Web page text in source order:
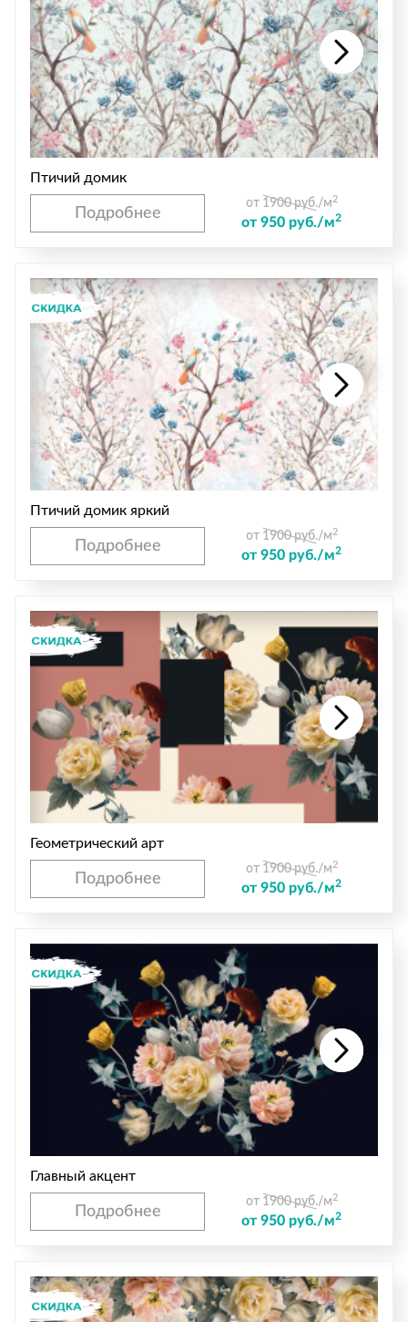
Птичий домик
Подробнее
от 1900 руб./м 2
от 950 руб./м2
Птичий домик яркий
Подробнее
от 1900 руб./м 2
от 950 руб./м2
Геометрический арт
Подробнее
от 1900 руб./м 2
от 950 руб./м2
Главный акцент
Подробнее
от 1900 руб./м 2
от 950 руб./м2